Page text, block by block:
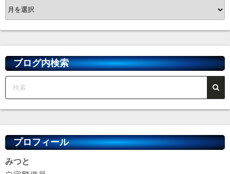
ア
ー
カ
イ
ブブログ内検索
プロフィール
みつと